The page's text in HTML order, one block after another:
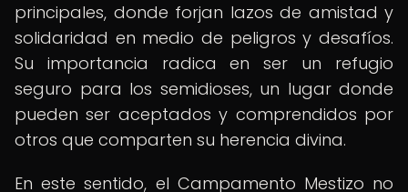
principales, donde forjan lazos de amistad y
solidaridad en medio de peligros y desafíos.
Su importancia radica en ser un refugio
seguro para los semidioses, un lugar donde
pueden ser aceptados y comprendidos por
otros que comparten su herencia divina.
En este sentido, el Campamento Mestizo no